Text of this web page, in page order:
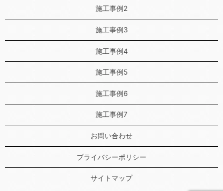
施工事例2
施工事例3
施工事例4
施工事例5
施工事例6
施工事例7
お問い合わせ
プライバシーポリシー
サイトマップ